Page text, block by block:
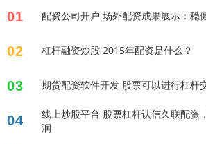
01 配资公司开户 场外配资成果展示：稳
02 杠杆融资炒股 2015年配资是什么？
03 期货配资软件开发 股票可以进行杠杆
04
线上炒股平台 股票杠杆认信久联配资
润